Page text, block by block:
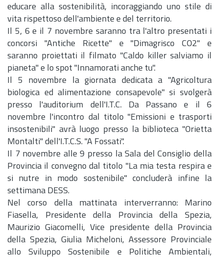
educare alla sostenibilità, incoraggiando uno stile di
vita rispettoso dell'ambiente e del territorio.
Il 5, 6 e il 7 novembre saranno tra l'altro presentati i
concorsi "Antiche Ricette" e "Dimagrisco CO2" e
saranno proiettati il filmato "Caldo killer salviamo il
pianeta" e lo spot "Innamorati anche tu".
Il 5 novembre la giornata dedicata a "Agricoltura
biologica ed alimentazione consapevole" si svolgerà
presso l'auditorium dell'I.T.C. Da Passano e il 6
novembre l'incontro dal titolo "Emissioni e trasporti
insostenibili" avrà luogo presso la biblioteca "Orietta
Montalti" dell'I.T.C.S. "A Fossati".
Il 7 novembre alle 9 presso la Sala del Consiglio della
Provincia il convegno dal titolo "La mia testa respira e
si nutre in modo sostenibile" concluderà infine la
settimana DESS.
Nel corso della mattinata interverranno: Marino
Fiasella, Presidente della Provincia della Spezia,
Maurizio Giacomelli, Vice presidente della Provincia
della Spezia, Giulia Micheloni, Assessore Provinciale
allo Sviluppo Sostenibile e Politiche Ambientali,